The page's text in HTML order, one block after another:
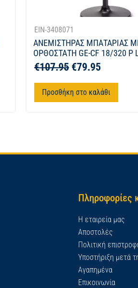
EIN-3408071
ΑΝΕΜΙΣΤΗΡΑΣ ΜΠΑΤΑΡΙΑΣ
ΟΡΘΟΣΤΑΤΗ GE-CF 18/320 P
€107.95 €79.95
Προσθήκη στο καλάθι
Πληροφορίες
Η εταιρεία μας
Αποστολές
Πολιτική
Υποστήριξη μετά
Αγαπημένα
Επικοινωνία